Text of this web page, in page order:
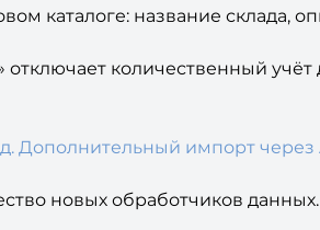
каталоге: название склада,
отключает количественный учёт
Дополнительный импорт через
новых обработчиков данных.